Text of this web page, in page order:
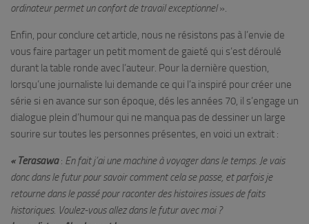
ordinateur permet un confort de travail exceptionnel».
Enfin, pour conclure cet article, nous ne résistons pas à l’envie de
vous faire partager un petit moment de gaieté qui s’est déroulé
durant la table ronde avec l’auteur. Pour la dernière question,
lorsqu’une journaliste lui demande ce qui l’a inspiré pour créer une
série si en avance sur son époque, dés les années 70, il s’engage un
dialogue plein d’humour qui ne manqua pas de dessiner un large
sourire sur toutes les personnes présentes, en voici un extrait :
« Terasawa : En fait j’ai une machine à voyager dans le temps. Je vais
donc dans le futur pour savoir comment cela se passe, et parfois je
retourne dans le passé pour raconter des histoires issues de faits
historiques. Voulez-vous allez dans le futur avec moi ?